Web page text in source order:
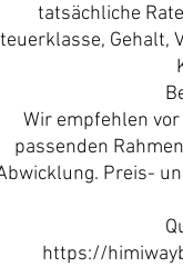
tatsächliche
Gehalt,
Wir empfehlen
passenden
Preis-
https://